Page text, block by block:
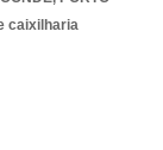
caixilharia